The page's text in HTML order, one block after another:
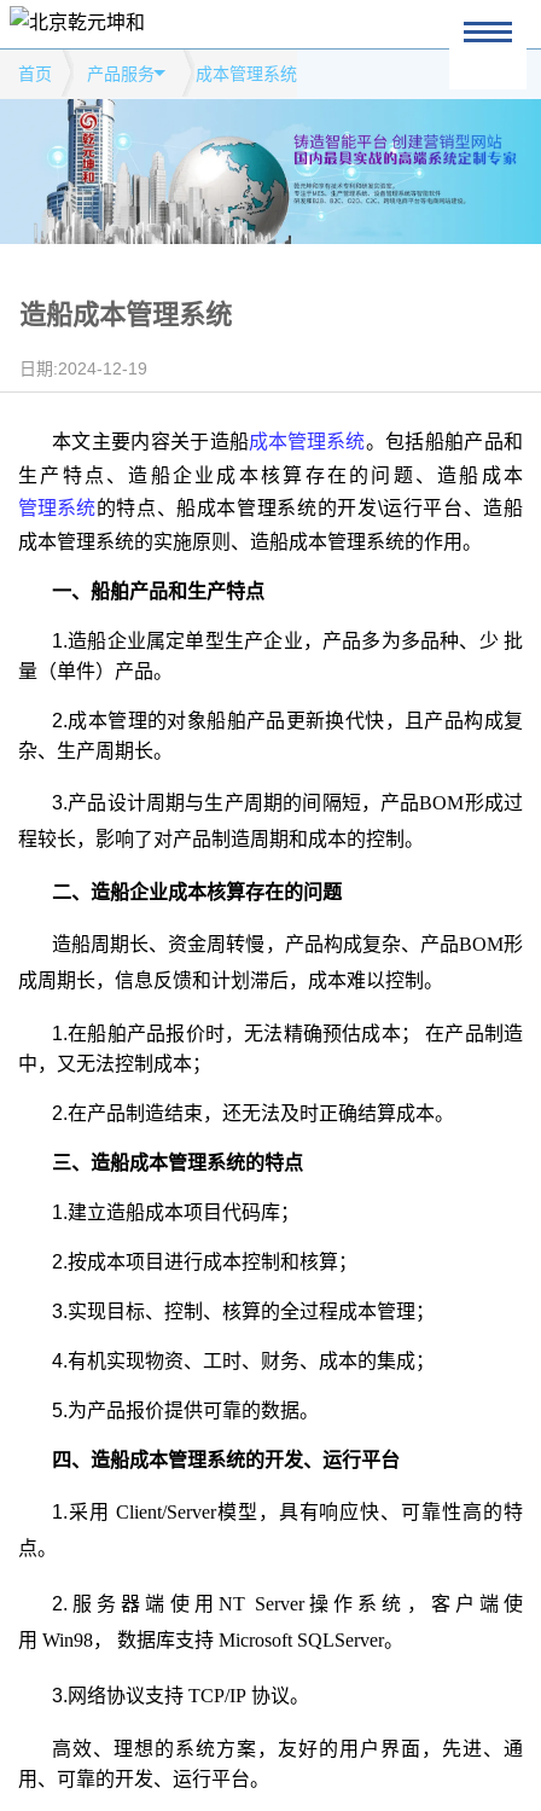
首页 产品服务 成本管理系统
造船成本管理系统
日期:2024-12-19
本文主要内容关于造船成本管理系统。包括船舶产品和
生产特点、造船企业成本核算存在的问题、造船成本
管理系统的特点、船成本管理系统的开发\运行平台、造船
成本管理系统的实施原则、造船成本管理系统的作用。
一、船舶产品和生产特点
1.造船企业属定单型生产企业，产品多为多品种、少 批
量（单件）产品。
2.成本管理的对象船舶产品更新换代快，且产品构成复
杂、生产周期长。
3.产品设计周期与生产周期的间隔短，产品BOM形成过
程较长，影响了对产品制造周期和成本的控制。
二、造船企业成本核算存在的问题
造船周期长、资金周转慢，产品构成复杂、产品BOM形
成周期长，信息反馈和计划滞后，成本难以控制。
1.在船舶产品报价时，无法精确预估成本； 在产品制造
中，又无法控制成本；
2.在产品制造结束，还无法及时正确结算成本。
三、造船成本管理系统的特点
1.建立造船成本项目代码库；
2.按成本项目进行成本控制和核算；
3.实现目标、控制、核算的全过程成本管理；
4.有机实现物资、工时、财务、成本的集成；
5.为产品报价提供可靠的数据。
四、造船成本管理系统的开发、运行平台
1.采用 Client/Server模型，具有响应快、可靠性高的特
点。
2.服务器端使用 NT Server操作系统，客户端使
用 Win98， 数据库支持 Microsoft SQLServer。
3.网络协议支持 TCP/IP 协议。
高效、理想的系统方案，友好的用户界面，先进、通
用、可靠的开发、运行平台。